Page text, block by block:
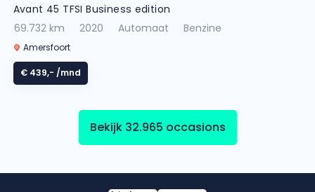
Avant 45 TFSI Business edition
69.732 km
2020 Automaat Benzine
Amersfoort
€ 439,- /mnd
Bekijk 32.965 occasions